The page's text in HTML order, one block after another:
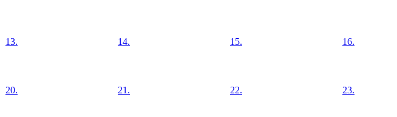
13. 14. 15. 16.
20. 21. 22. 23.